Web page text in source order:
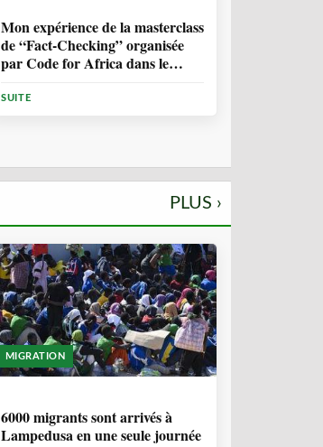
Mon expérience de la masterclass
de “Fact-Checking” organisée
par Code for Africa dans le
désinformation en Afrique
SUITE
PLUS ›
MIGRATION
6000 migrants sont arrivés à
Lampedusa en une seule journée